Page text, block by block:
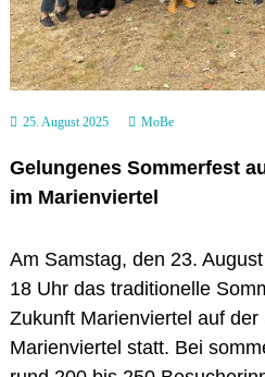
25. August 2025 MoBe
Gelungenes Sommerfest
im Marienviertel
Am Samstag, den 23.
18 Uhr das traditionelle
Zukunft Marienviertel auf
Marienviertel statt. Bei